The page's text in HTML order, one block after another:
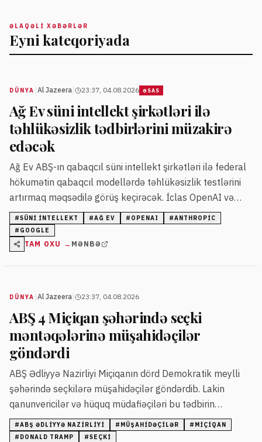
ƏLAQƏLI XƏBƏRLƏR
Eyni kateqoriyada
DÜNYA Al Jazeera 23:37, 04.08.2026 ƏSAS
Ağ Ev süni intellekt şirkətləri ilə
təhlükəsizlik tədbirlərini müzakirə
edəcək
Ağ Ev ABŞ-ın qabaqcıl süni intellekt şirkətləri ilə federal
hökumətin qabaqcıl modellərdə təhlükəsizlik testlərini
artırmaq məqsədilə görüş keçirəcək. İclas OpenAI və
Anthropic şirkətlərinin modellərində baş vermiş
kibertəhlükəsizlik hadisələrindən sonra təşkil olunur.
#SÜNI INTELLEKT #AĞ EV # OPENAI #ANTHROPIC
# GOOGLE
TAM OXU → MƏNBƏ
DÜNYA Al Jazeera 23:37, 04.08.2026
ABŞ 4 Miçiqan şəhərində seçki
məntəqələrinə müşahidəçilər
göndərdi
ABŞ Ədliyyə Nazirliyi Miçiqanın dörd Demokratik meylli
şəhərində seçkilərə müşahidəçilər göndərdib. Lakin
qanunvericilər və hüquq müdafiəçiləri bu tədbirin
partiyalar üçün istifadə edilə biləcəyindən narahatdır.
#ABŞ ƏDLIYYƏ NAZIRLIYI # MÜŞAHIDƏÇILƏR # MIÇIQAN
# DONALD TRAMP #SEÇKI